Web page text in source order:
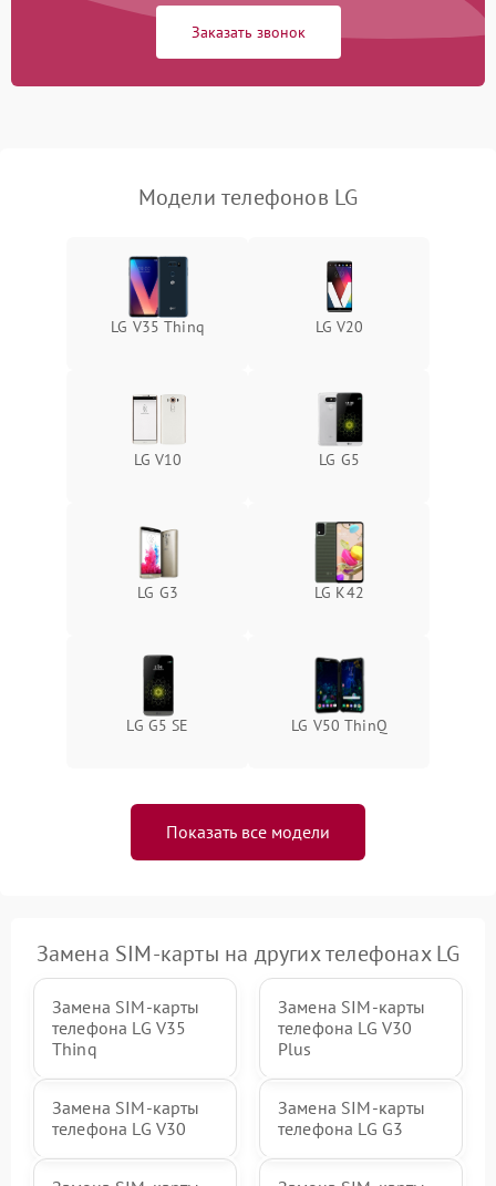
Заказать звонок
Модели телефонов LG
LG V35 Thinq LG V20
LG V10 LG G5
LG G3 LG K42
LG G5 SE LG V50 ThinQ
Показать все модели
Замена SIM-карты на других телефонах LG
Замена SIM-карты
телефона LG V35
Thinq
Замена SIM-карты
телефона LG V30
Plus
Замена SIM-карты
телефона LG V30
Замена SIM-карты
телефона LG G3